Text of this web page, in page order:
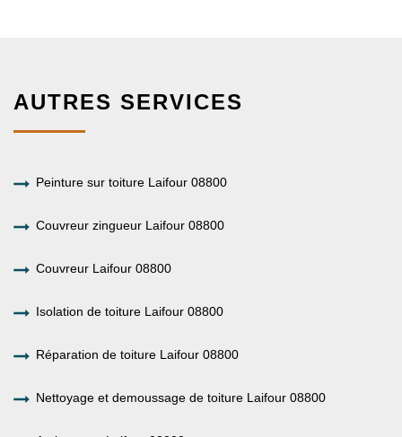
AUTRES SERVICES
Peinture sur toiture Laifour 08800
Couvreur zingueur Laifour 08800
Couvreur Laifour 08800
Isolation de toiture Laifour 08800
Réparation de toiture Laifour 08800
Nettoyage et demoussage de toiture Laifour 08800